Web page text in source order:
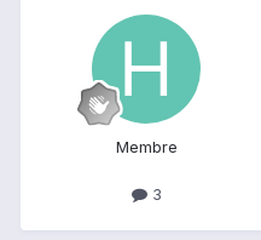
Membre
3